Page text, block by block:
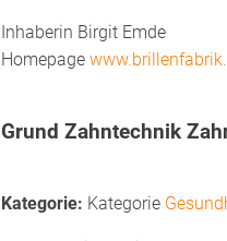
Inhaberin Birgit Emde
Homepage
Grund Zahntechnik
Kategorie